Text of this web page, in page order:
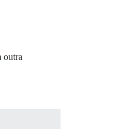
outra